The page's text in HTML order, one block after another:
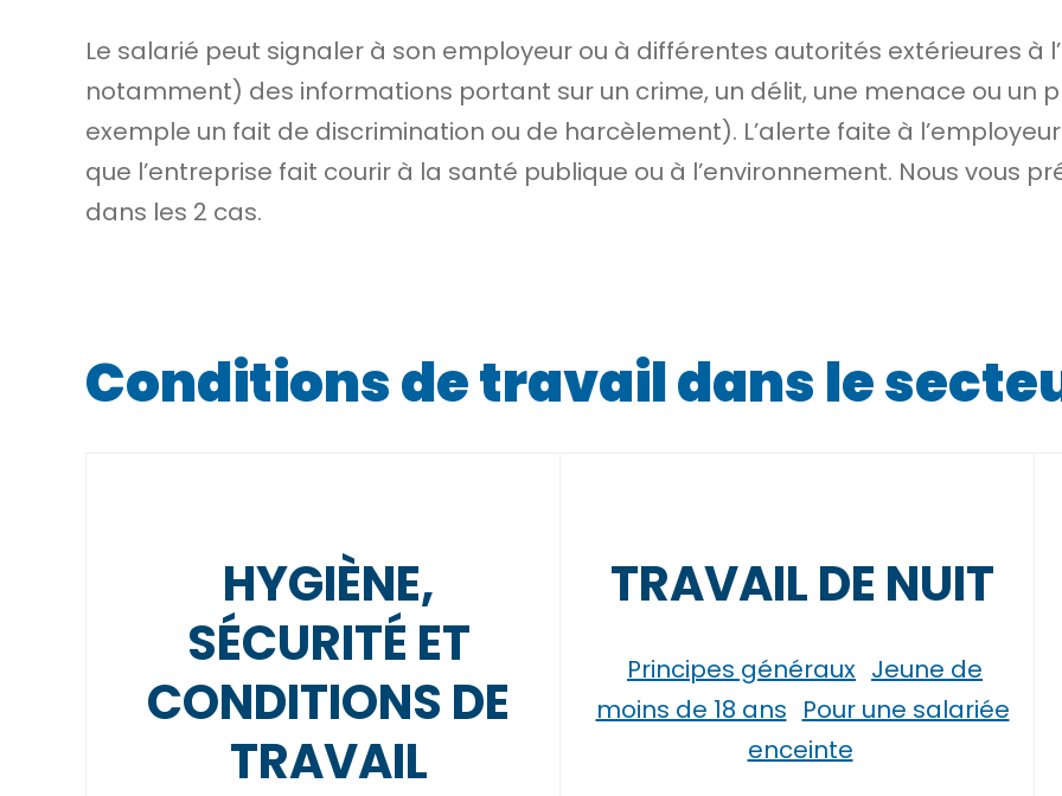
Le salarié peut signaler à son employeur ou à différentes autorités extérieures à
notamment) des informations portant sur un crime, un délit, une menace ou un
exemple un fait de discrimination ou de harcèlement). L’alerte faite à
que l’entreprise fait courir à la santé publique ou à l’environnement. Nous vous
dans les 2 cas.
Conditions de travail dans le
HYGIÈNE,
SÉCURITÉ ET
CONDITIONS DE
TRAVAIL
TRAVAIL DE NUIT
Principes généraux Jeune de
moins de 18 ans Pour une salariée
enceinte